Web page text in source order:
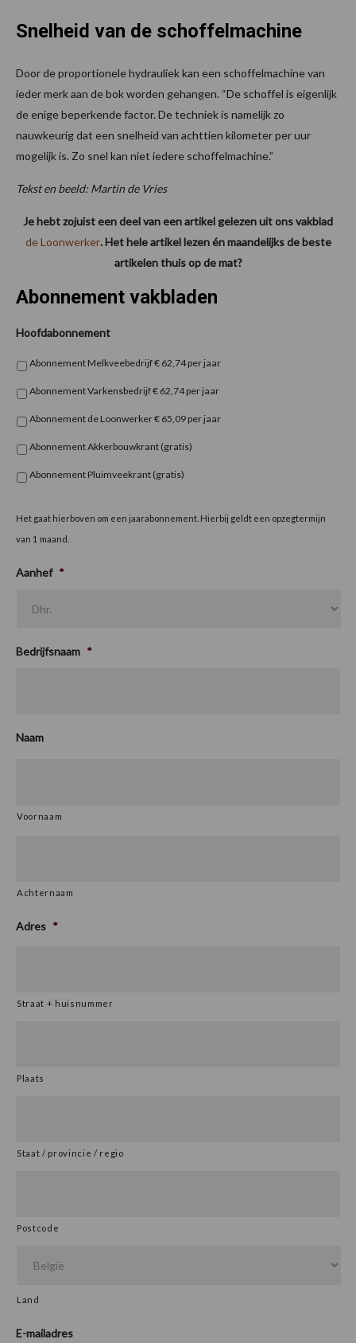
Snelheid van de schoffelmachine
Door de proportionele hydrauliek kan een schoffelmachine van
ieder merk aan de bok worden gehangen. “De schoffel is eigenlijk
de enige beperkende factor. De techniek is namelijk zo
nauwkeurig dat een snelheid van achttien kilometer per uur
mogelijk is. Zo snel kan niet iedere schoffelmachine.”
Tekst en beeld: Martin de Vries
Je hebt zojuist een deel van een artikel gelezen uit ons vakblad
de Loonwerker. Het hele artikel lezen én maandelijks de beste
artikelen thuis op de mat?
Abonnement vakbladen
Hoofdabonnement
Abonnement Melkveebedrijf € 62,74 per jaar
Abonnement Varkensbedrijf € 62,74 per jaar
Abonnement de Loonwerker € 65,09 per jaar
Abonnement Akkerbouwkrant (gratis)
Abonnement Pluimveekrant (gratis)
Het gaat hierboven om een jaarabonnement. Hierbij geldt een opzegtermijn
van 1 maand.
Aanhef *
Bedrijfsnaam *
Naam
Voornaam
Achternaam
Adres *
Straat + huisnummer
Plaats
Staat / provincie / regio
Postcode
Land
E-mailadres